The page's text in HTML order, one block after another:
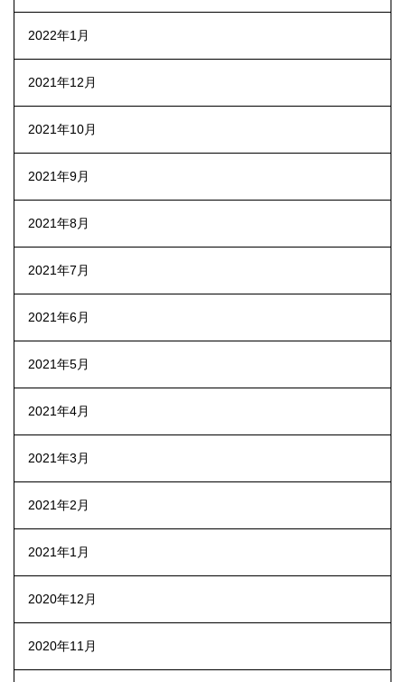
2022年1月
2021年12月
2021年10月
2021年9月
2021年8月
2021年7月
2021年6月
2021年5月
2021年4月
2021年3月
2021年2月
2021年1月
2020年12月
2020年11月